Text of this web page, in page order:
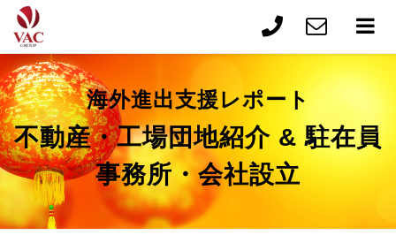
海外進出支援レポート
不動産・工場団地紹介 & 駐在員
事務所・会社設立